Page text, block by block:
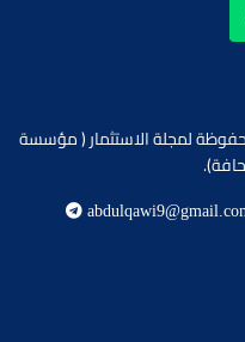
الحقوق محفوظة لمجلة الاستثمار ( مؤسسة